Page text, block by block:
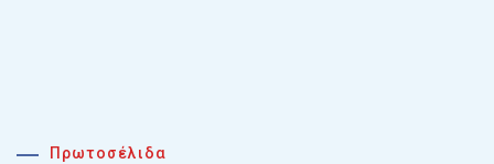
Πρωτοσέλιδα